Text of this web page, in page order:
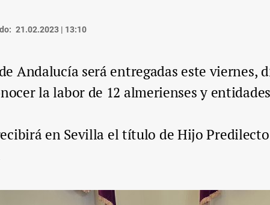
21.02.2023 | 13:10
Andalucía será entregadas este viernes,
la labor de 12 almerienses y
en Sevilla el título de Hijo